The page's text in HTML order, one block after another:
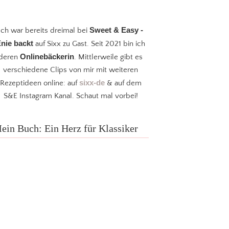
war bereits dreimal bei Sweet & Easy -
backt auf Sixx zu Gast. Seit 2021 bin ich
Onlinebäckerin. Mittlerweile gibt es
verschiedene Clips von mir mit weiteren
Rezeptideen online: auf sixx-de& auf dem
S&E Instagram Kanal. Schaut mal vorbei!
Buch: Ein Herz für Klassiker